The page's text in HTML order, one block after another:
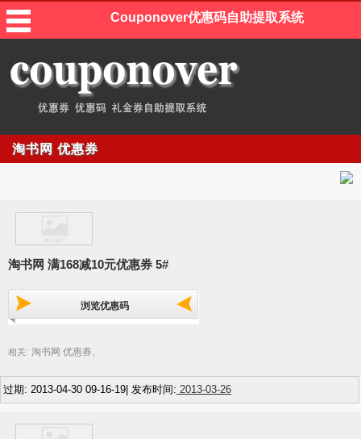
Couponover优惠码自助提取系统
淘书网 优惠券
淘书网 满168减10元优惠券 5#
浏览优惠码
相关: 淘书网 优惠券
过期: 2013-04-30 09-16-19| 发布时间: 2013-03-26